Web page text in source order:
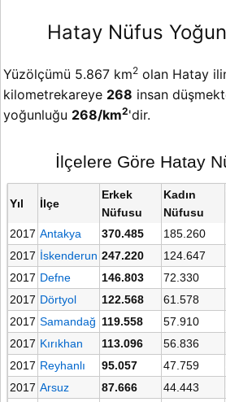
Hatay Nüfus
Yüzölçümü 5.867 km2 olan Hatay
kilometrekareye 268 insan
yoğunluğu 268/km2'dir.
İlçelere Göre Hatay
Yıl İlçe
Erkek
Nüfusu
Kadın
Nüfusu
2017 Antakya 370.485 185.260
2017 İskenderun 247.220 124.647
2017 Defne 146.803 72.330
2017 Dörtyol 122.568 61.578
2017 Samandağ 119.558 57.910
2017 Kırıkhan 113.096 56.836
2017 Reyhanlı 95.057 47.759
2017 Arsuz 87.666 44.443